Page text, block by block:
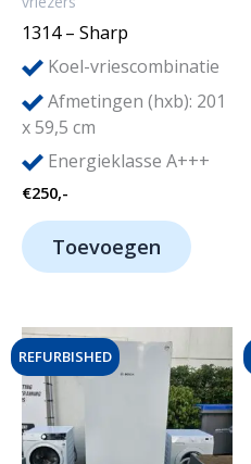
1314 – Sharp
Koel-vriescombinatie
Afmetingen (hxb): 201
x 59,5 cm
Energieklasse A+++
€250,-
Toevoegen
REFURBISHED